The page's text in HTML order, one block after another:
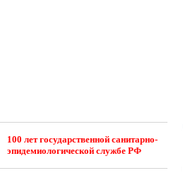
100 лет государственной санитарно-
эпидемиологической службе РФ